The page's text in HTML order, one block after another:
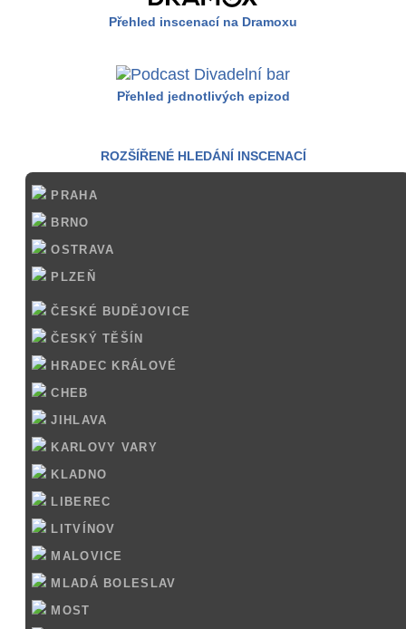
Přehled inscenací na Dramoxu
Přehled jednotlivých epizod
ROZŠÍŘENÉ HLEDÁNÍ INSCENACÍ
PRAHA
BRNO
OSTRAVA
PLZEŇ
ČESKÉ BUDĚJOVICE
ČESKÝ TĚŠÍN
HRADEC KRÁLOVÉ
CHEB
JIHLAVA
KARLOVY VARY
KLADNO
LIBEREC
LITVÍNOV
MALOVICE
MLADÁ BOLESLAV
MOST